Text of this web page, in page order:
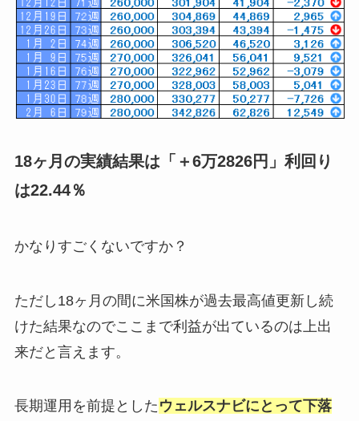
18ヶ月の実績結果は「＋6万2826円」利回り
は22.44％
かなりすごくないですか？
ただし18ヶ月の間に米国株が過去最高値更新し続
けた結果なのでここまで利益が出ているのは上出
来だと言えます。
長期運用を前提とした ウェルスナビにとって下落